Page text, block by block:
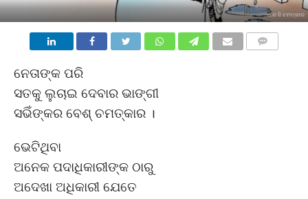
ଏବେ ବି ଚମତ୍କାର
ନେତାଙ୍କ ପରି
ସତକୁ ଲୁଚାଇ ଦେବାର ଭାଙ୍ଗୀ
ସଭିଁଙ୍କର ବେଶ୍ ଚମତ୍କାର ।
ଭେଟିଥିବା
ଅନେକ ପଦାଧିକାରୀଙ୍କ ଠାରୁ
ଅଦେଖା ଅଧିକାରୀ ଯେତେ